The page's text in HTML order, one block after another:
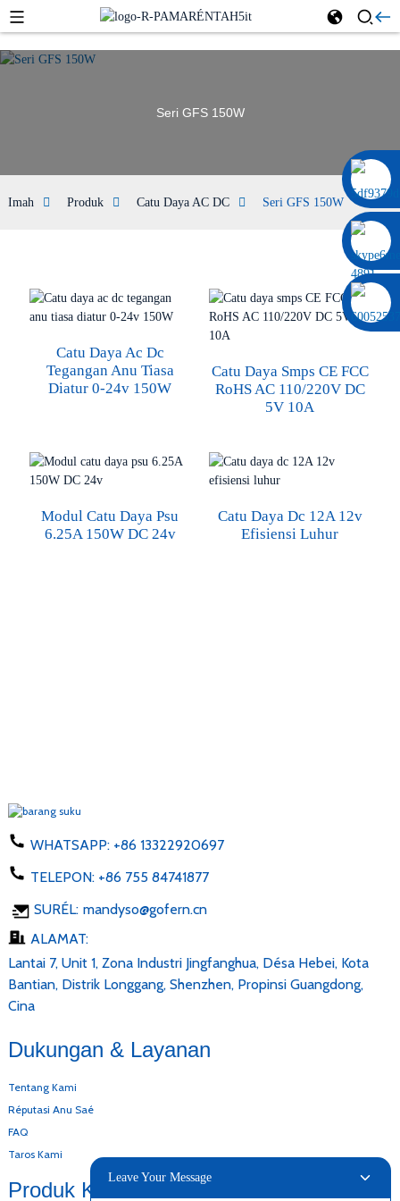
0086 13322920697
Seri GFS 150W
Imah Produk Catu Daya AC DC Seri GFS 150W
Catu Daya Ac Dc
Tegangan Anu Tiasa
Diatur 0-24v 150W
Catu Daya Smps CE FCC
RoHS AC 110/220V DC
5V 10A
Modul Catu Daya Psu
6.25A 150W DC 24v
Catu Daya Dc 12A 12v
Efisiensi Luhur
WHATSAPP: +86 13322920697
TELEPON: +86 755 84741877
SURÉL: mandyso@gofern.cn
ALAMAT:
Lantai 7, Unit 1, Zona Industri Jingfanghua, Désa Hebei, Kota
Bantian, Distrik Longgang, Shenzhen, Propinsi Guangdong,
Cina
Dukungan & Layanan
Tentang Kami
Réputasi Anu Saé
FAQ
Taros Kami
Produk Kami
Leave Your Message